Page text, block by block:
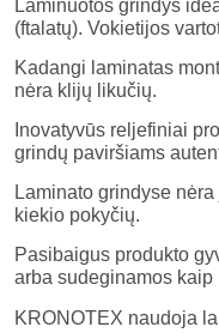
Laminuotos grindys
(ftalatų). Vokietijos
Kadangi laminatas
nėra klijų likučių.
Inovatyvūs reljefiniai
grindų paviršiams
Laminato grindyse
kiekio pokyčių.
Pasibaigus produkto
arba sudeginamos kaip
KRONOTEX naudoja